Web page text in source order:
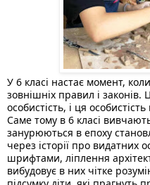
У 6 класі настає момент,
зовнішніх правил і законів.
особистість, і ця
Саме тому в 6 класі
занурюються в епоху
через історії про видатних
шрифтами, ліплення
вибудовує в них чітке